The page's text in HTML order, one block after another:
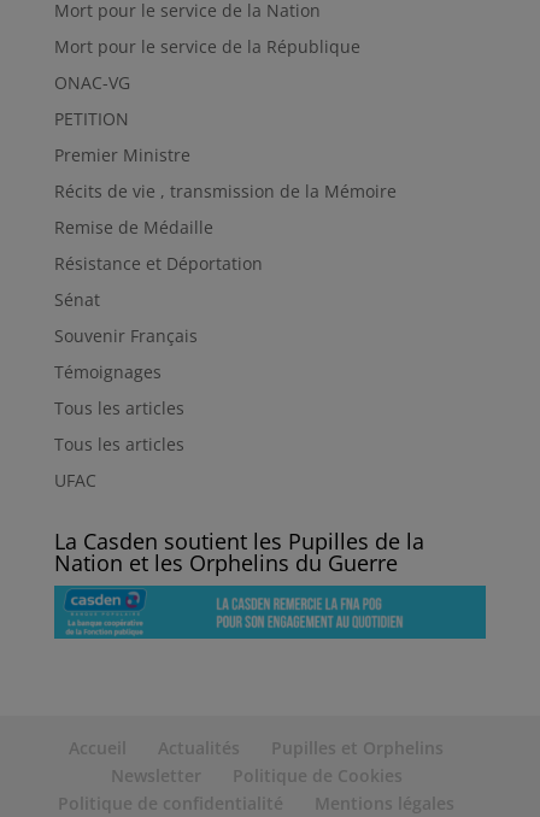
Mort pour le service de la Nation
Mort pour le service de la République
ONAC-VG
PETITION
Premier Ministre
Récits de vie , transmission de la Mémoire
Remise de Médaille
Résistance et Déportation
Sénat
Souvenir Français
Témoignages
Tous les articles
Tous les articles
UFAC
La Casden soutient les Pupilles de la
Nation et les Orphelins du Guerre
Accueil Actualités
Pupilles et Orphelins
Newsletter
Politique de Cookies
Politique de confidentialité
Mentions légales